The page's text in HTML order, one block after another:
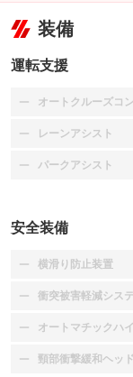
装備
運転支援
オートクルーズコ
：装備なし
レーンアシスト
：装備なし
パークアシスト
：装備なし
安全装備
横滑り防止装置
：装備なし
衝突被害軽減シス
：装備なし
オートマチックハ
：装備なし
頸部衝撃緩和ヘッ
：装備なし